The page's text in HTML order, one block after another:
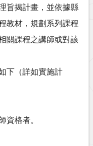
旨揭計畫，並依據縣
教材，規劃系列課程
關課程之講師或對該
下（詳如實施計
格者。